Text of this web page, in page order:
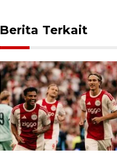
Berita Terkait